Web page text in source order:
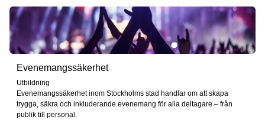
Evenemangssäkerhet
Utbildning
Evenemangssäkerhet inom Stockholms stad handlar om att skapa
trygga, säkra och inkluderande evenemang för alla deltagare – från
publik till personal.